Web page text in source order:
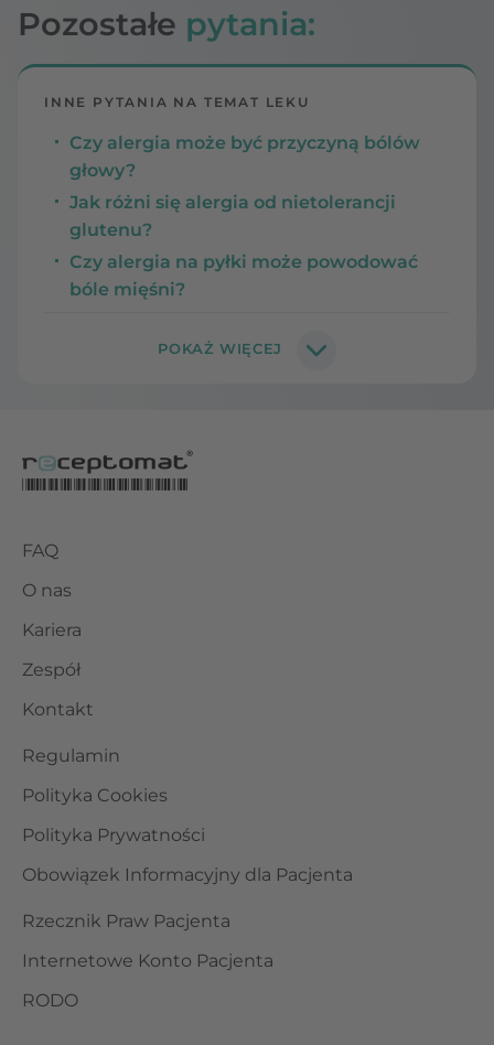
Pozostałe pytania:
INNE PYTANIA NA TEMAT LEKU
Czy alergia może być przyczyną bólów
głowy?
Jak różni się alergia od nietolerancji
glutenu?
Czy alergia na pyłki może powodować
bóle mięśni?
FAQ
O nas
Kariera
Zespół
Kontakt
Regulamin
Polityka Cookies
Polityka Prywatności
Obowiązek Informacyjny dla Pacjenta
Rzecznik Praw Pacjenta
Internetowe Konto Pacjenta
RODO